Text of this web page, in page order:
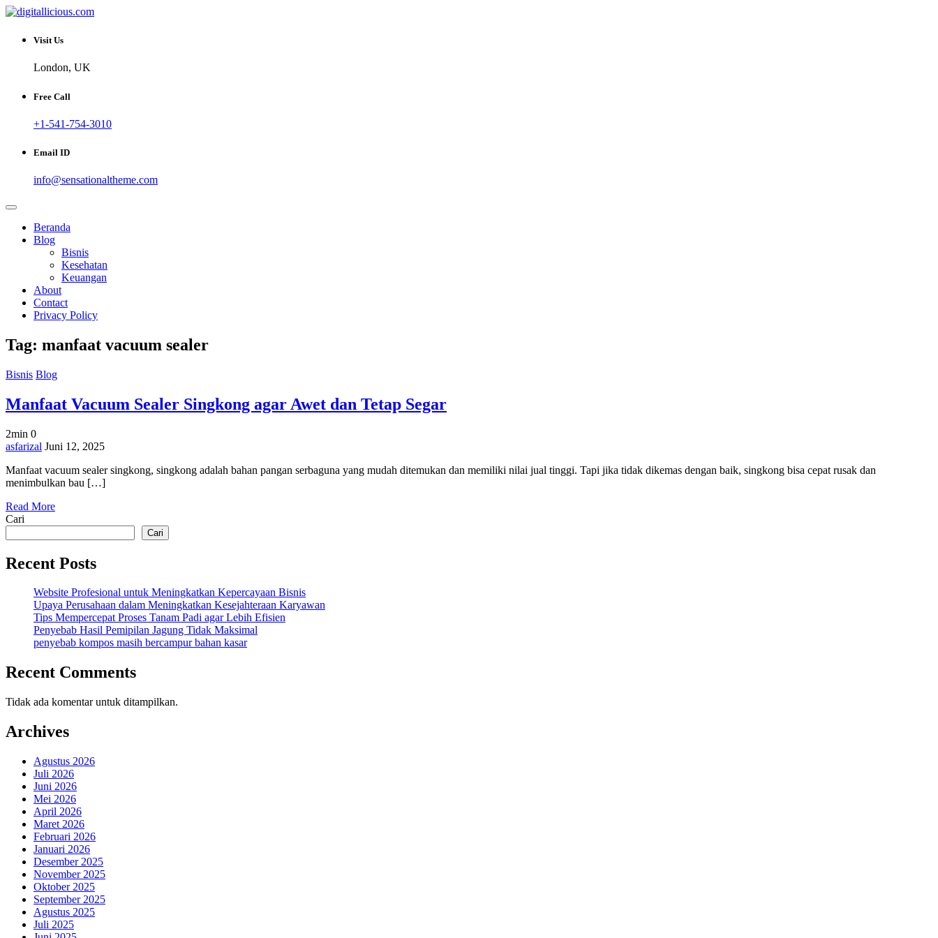
Skip
content
digitallicious.com
Sharing Digital Information
Visit Us
London, UK
Free Call
+1-541-754-3010
Email ID
info@sensationaltheme.com
Beranda
Blog
Bisnis
Kesehatan
Keuangan
About
Contact
Privacy Policy
Tag: manfaat vacuum sealer
Bisnis Blog
Manfaat Vacuum Sealer Singkong agar Awet dan Tetap Segar
2min 0
on
Vacuum
Sealer
agar
Awet
Segar
asfarizal Juni 12, 2025
Manfaat vacuum sealer singkong, singkong adalah bahan pangan serbaguna yang mudah ditemukan dan memiliki nilai jual tinggi. Tapi jika tidak dikemas dengan baik, singkong bisa cepat rusak dan
menimbulkan bau […]
Read More
Cari
Cari
Recent Posts
Website Profesional untuk Meningkatkan Kepercayaan Bisnis
Upaya Perusahaan dalam Meningkatkan Kesejahteraan Karyawan
Tips Mempercepat Proses Tanam Padi agar Lebih Efisien
Penyebab Hasil Pemipilan Jagung Tidak Maksimal
penyebab kompos masih bercampur bahan kasar
Recent Comments
Tidak ada komentar untuk ditampilkan.
Archives
Agustus 2026
Juli 2026
Juni 2026
Mei 2026
April 2026
Maret 2026
Februari 2026
Januari 2026
Desember 2025
November 2025
Oktober 2025
September 2025
Agustus 2025
Juli 2025